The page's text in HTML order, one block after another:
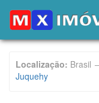
Localização: Brasil
Juquehy